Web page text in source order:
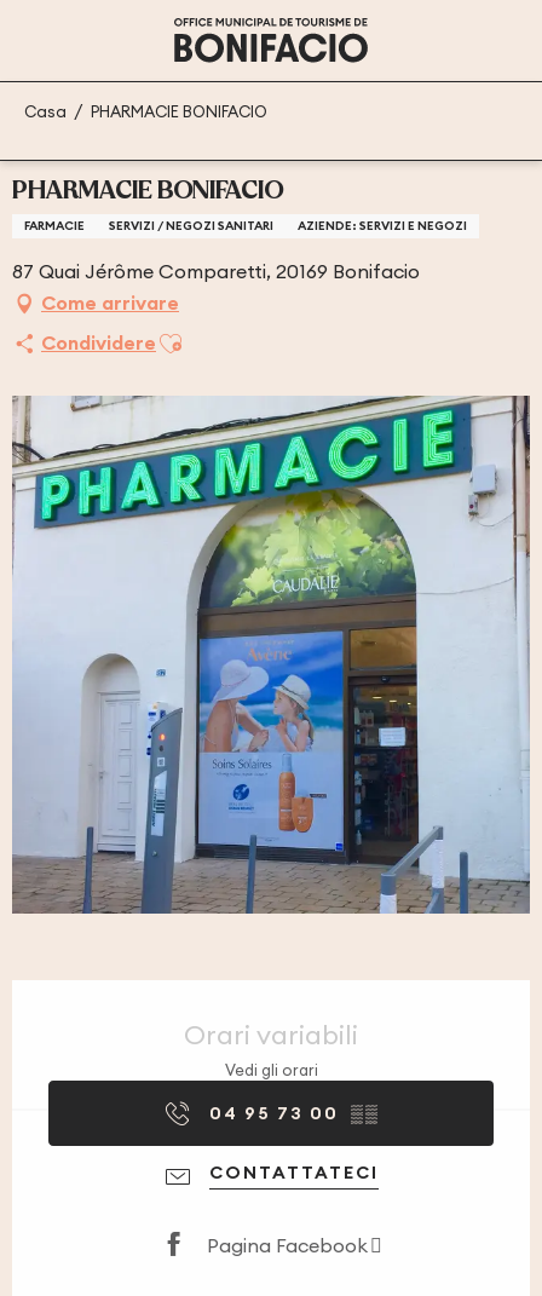
principal
Casa PHARMACIE BONIFACIO
PHARMACIE BONIFACIO
FARMACIE SERVIZI / NEGOZI SANITARI AZIENDE: SERVIZI E NEGOZI
87 Quai Jérôme Comparetti, 20169 Bonifacio
Come arrivare
Condividere Ajouter aux favoris
Orari variabili
Vedi gli orari
04 95 73 00 ▒▒
CONTATTATECI
Pagina Facebook